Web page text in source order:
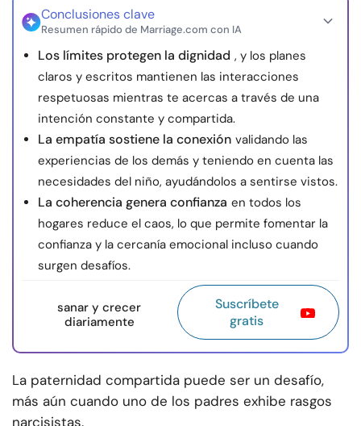
Conclusiones clave
Resumen rápido de Marriage.com con IA
Los límites protegen la dignidad , y los planes
claros y escritos mantienen las interacciones
respetuosas mientras te acercas a través de una
intención constante y compartida.
La empatía sostiene la conexión validando las
experiencias de los demás y teniendo en cuenta las
necesidades del niño, ayudándolos a sentirse vistos.
La coherencia genera confianza en todos los
hogares reduce el caos, lo que permite fomentar la
confianza y la cercanía emocional incluso cuando
surgen desafíos.
sanar y crecer
diariamente
Suscríbete
gratis
La paternidad compartida puede ser un desafío,
más aún cuando uno de los padres exhibe rasgos
narcisistas.